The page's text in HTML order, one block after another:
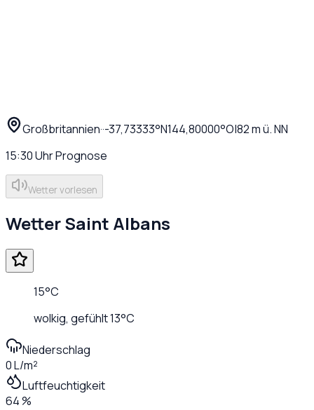
Großbritannien··-37,73333°N144,80000°O|82m ü. NN
15:30UhrPrognose
Wetter vorlesen
WetterSaint Albans
15°C
wolkig, gefühlt13°C
Niederschlag
0 L/m²
Luftfeuchtigkeit
64 %